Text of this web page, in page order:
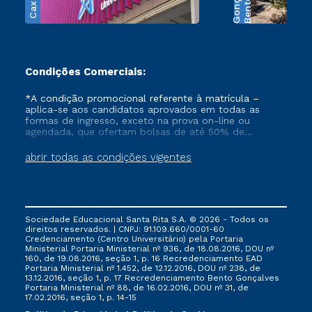
B
e
n
t
o
G
o
n
ç
a
l
v
e
Condições Comerciais:
abrir todas as condições vigentes
*A condição promocional referente à matrícula –
aplica-se aos candidatos aprovados em todas as
formas de ingresso, exceto na prova on-line ou
agendada, que ofertam bolsas de até 50% de
que ainda não tenham efetivado e/ou não tenham
cancelado ou trancado sua matrícula em uma das
FIES, Prouni e outros programas governamentais, e
não se acumula com nenhuma outra campanha
ofertada pela Instituição.
Sociedade Educacional Santa Rita S.A. © 2026 - Todos os
direitos reservados. | CNPJ: 91.109.660/0001-60
Credenciamento (Centro Universitário) pela Portaria
Ministerial Portaria Ministerial nº 936, de 18.08.2016, DOU nº
160, de 19.08.2016, seção 1, p. 16 Recredenciamento EAD
Portaria Ministerial nº 1.452, de 12.12.2016, DOU nº 238, de
13.12.2016, seção 1, p. 17 Recredenciamento Bento Gonçalves
Portaria Ministerial nº 88, de 16.02.2016, DOU nº 31, de
17.02.2016, seção 1, p. 14-15